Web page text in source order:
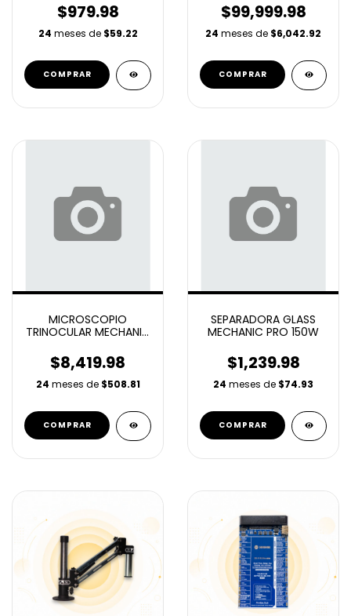
$979.98
24 meses de $59.22
$99,999.98
24 meses de $6,042.92
MICROSCOPIO
TRINOCULAR MECHANIC
$8,419.98
24 meses de $508.81
SEPARADORA GLASS
MECHANIC PRO 150W
$1,239.98
24 meses de $74.93